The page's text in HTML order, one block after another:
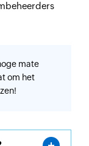
mate
om het